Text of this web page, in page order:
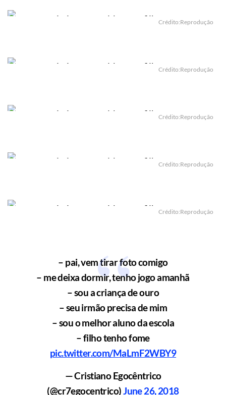
Crédito:Reprodução
Crédito:Reprodução
Crédito:Reprodução
Crédito:Reprodução
Crédito:Reprodução
– pai, vem tirar foto comigo
– me deixa dormir, tenho jogo amanhã
– sou a criança de ouro
– seu irmão precisa de mim
– sou o melhor aluno da escola
– filho tenho fome
pic.twitter.com/MaLmF2WBY9
— Cristiano Egocêntrico
(@cr7egocentrico)June 26, 2018